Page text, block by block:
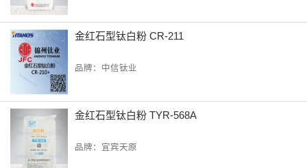
金红石型钛白粉 CR-211
品牌：中信钛业
金红石型钛白粉 TYR-568A
品牌：宜宾天原